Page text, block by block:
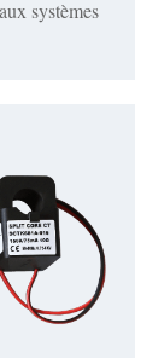
systèmes